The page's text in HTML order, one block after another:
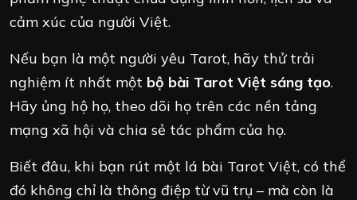
cảm xúc của người Việt.
Nếu bạn là một người yêu Tarot, hãy thử trải
nghiệm ít nhất một bộ bài Tarot Việt sáng tạo.
Hãy ủng hộ họ, theo dõi họ trên các nền tảng
mạng xã hội và chia sẻ tác phẩm của họ.
Biết đâu, khi bạn rút một lá bài Tarot Việt, có thể
đó không chỉ là thông điệp từ vũ trụ – mà còn là